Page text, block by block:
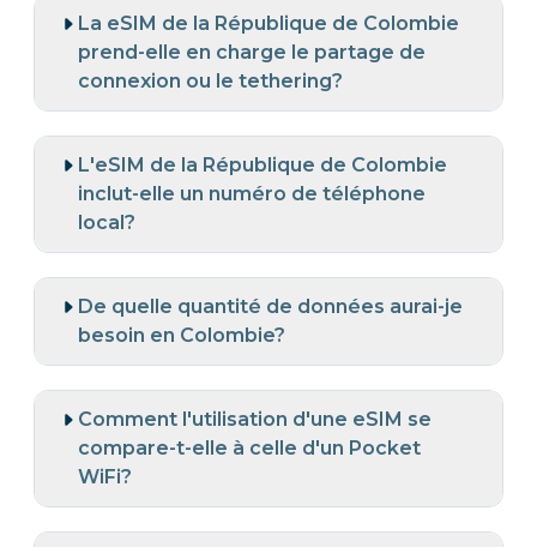
La eSIM de la République de Colombie
prend-elle en charge le partage de
connexion ou le tethering?
L'eSIM de la République de Colombie
inclut-elle un numéro de téléphone
local?
De quelle quantité de données aurai-je
besoin en Colombie?
Comment l'utilisation d'une eSIM se
compare-t-elle à celle d'un Pocket
WiFi?